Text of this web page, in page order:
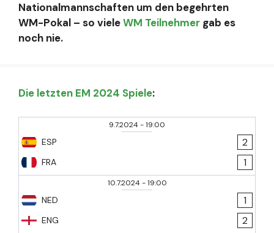
Nationalmannschaften um den begehrten
WM-Pokal – so vieleWM Teilnehmer gab es
noch nie.
Die letzten EM 2024 Spiele:
9.7.2024-19:00
ESP
FRA
2
1
10.7.2024-19:00
NED
ENG
1
2